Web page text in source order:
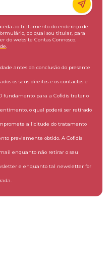
ao tratamento do endereço de
do qual sou titular, para
do website Contas Connosco.
antes da conclusão do presente
os seus direitos e os contactos e
fundamento para a Cofidis tratar o
o qual poderá ser retirado
a licitude do tratamento
previamente obtido. A Cofidis
enquanto não retirar o seu
e enquanto tal newsletter for